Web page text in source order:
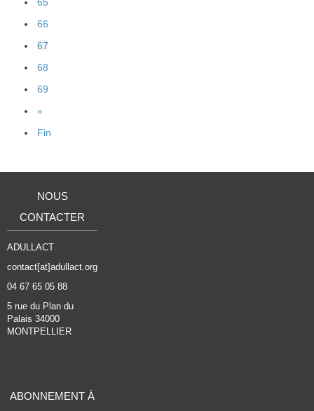
65
66
67
68
69
»
Fin
NOUS
CONTACTER
ADULLACT
contact[at]adullact.org
04 67 65 05 88
5 rue du Plan du
Palais 34000
MONTPELLIER
ABONNEMENT À